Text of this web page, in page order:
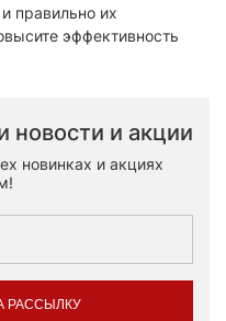
правильно их
эффективность
новости и акции
новинках и акциях
РАССЫЛКУ